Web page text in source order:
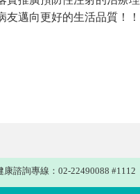
邁向更好的生活品質！！
康諮詢專線：02-22490088 #1112